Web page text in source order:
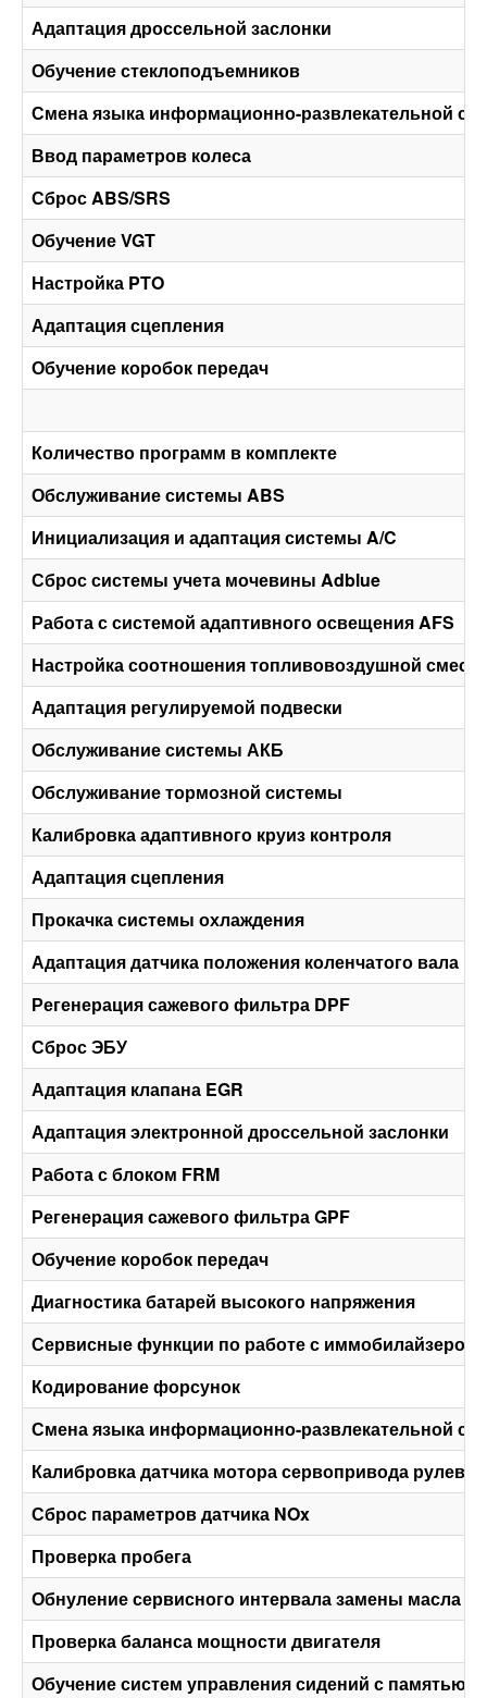
Адаптация дроссельной заслонки
Обучение стеклоподъемников
Смена языка информационно-развлекательной
Ввод параметров колеса
Сброс ABS/SRS
Обучение VGT
Настройка PTO
Адаптация сцепления
Обучение коробок передач
Количество программ в комплекте
Обслуживание системы ABS
Инициализация и адаптация системы A/C
Сброс системы учета мочевины Adblue
Работа с системой адаптивного освещения AFS
Настройка соотношения топливовоздушной смеси
Адаптация регулируемой подвески
Обслуживание системы АКБ
Обслуживание тормозной системы
Калибровка адаптивного круиз контроля
Адаптация сцепления
Прокачка системы охлаждения
Адаптация датчика положения коленчатого вала
Регенерация сажевого фильтра DPF
Сброс ЭБУ
Адаптация клапана EGR
Адаптация электронной дроссельной заслонки
Работа с блоком FRM
Регенерация сажевого фильтра GPF
Обучение коробок передач
Диагностика батарей высокого напряжения
Сервисные функции по работе с иммобилайзером
Кодирование форсунок
Смена языка информационно-развлекательной
Калибровка датчика мотора сервопривода
Сброс параметров датчика NOx
Проверка пробега
Обнуление сервисного интервала замены масла
Проверка баланса мощности двигателя
Обучение систем управления сидений с памятью